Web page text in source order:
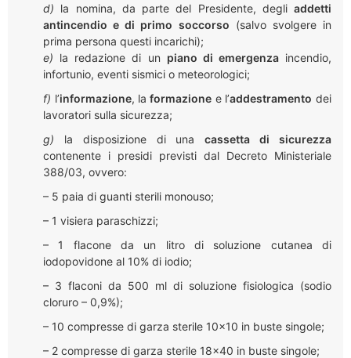
d) la nomina, da parte del Presidente, degli addetti
antincendio e di primo soccorso (salvo svolgere in
prima persona questi incarichi);
e) la redazione di un piano di emergenzaincendio,
infortunio, eventi sismici o meteorologici;
f) l’informazione, la formazione e l’addestramento dei
lavoratori sulla sicurezza;
g) la disposizione di unacassetta di sicurezza
contenente i presidi previsti dal Decreto Ministeriale
388/03, ovvero:
– 5 paia di guanti sterili monouso;
– 1 visiera paraschizzi;
– 1 flacone da un litro di soluzione cutanea di
iodopovidone al 10% di iodio;
– 3 flaconi da 500 ml di soluzione fisiologica (sodio
cloruro – 0,9%);
– 10 compresse di garza sterile 10×10 in buste singole;
– 2 compresse di garza sterile 18×40 in buste singole;